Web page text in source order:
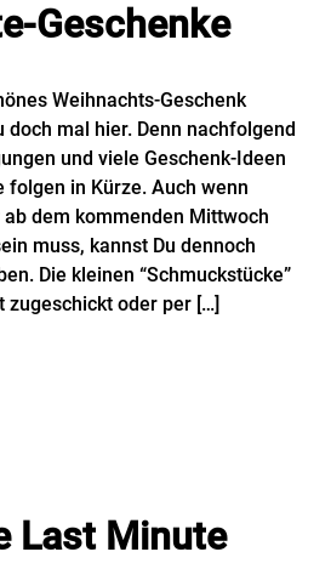
Geschenke
Weihnachts-Geschenk
doch mal hier. Denn nachfolgend
und viele Geschenk-Ideen
folgen in Kürze. Auch wenn
dem kommenden Mittwoch
muss, kannst Du dennoch
Die kleinen “Schmuckstücke”
zugeschickt oder per […]
Last Minute